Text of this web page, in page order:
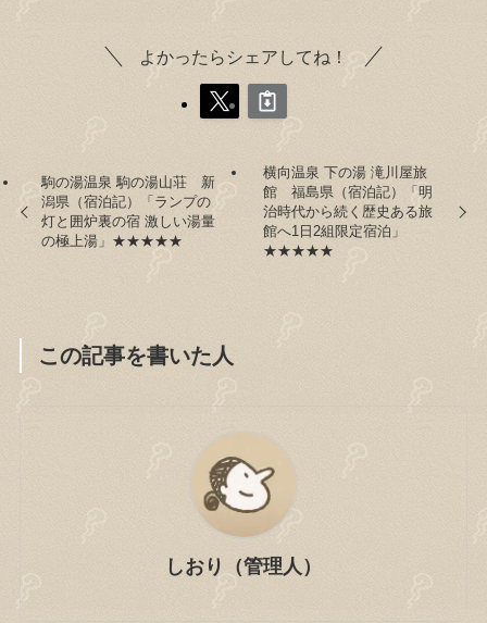
よかったらシェアしてね！
駒の湯温泉 駒の湯山荘 新
潟県（宿泊記）「ランプの
灯と囲炉裏の宿 激しい湯量
の極上湯」★★★★★
横向温泉 下の湯 滝川屋旅
館 福島県（宿泊記）「明
治時代から続く歴史ある旅
館へ1日2組限定宿泊」
★★★★★
この記事を書いた人
しおり（管理人）